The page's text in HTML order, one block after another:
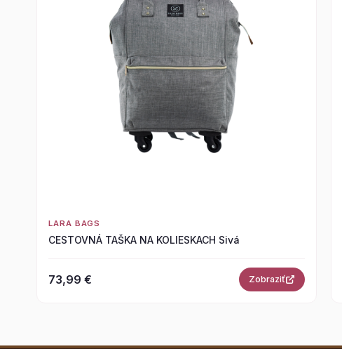
LARA BAGS
CESTOVNÁ TAŠKA NA KOLIESKACH Sivá
73,99 € Zobraziť